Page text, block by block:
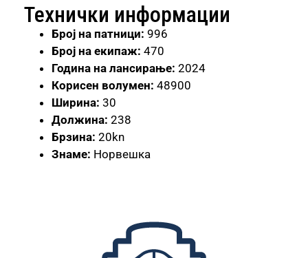
Технички информации
Број на патници: 996
Број на екипаж: 470
Година на лансирање: 2024
Корисен волумен: 48900
Ширина: 30
Должина: 238
Брзина: 20kn
Знаме: Норвешка